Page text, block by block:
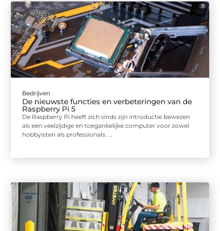
Bedrijven
De nieuwste functies en verbeteringen van de
Raspberry Pi 5
De Raspberry Pi heeft zich sinds zijn introductie bewezen
als een veelzijdige en toegankelijke computer voor zowel
hobbyisten als professionals. ...